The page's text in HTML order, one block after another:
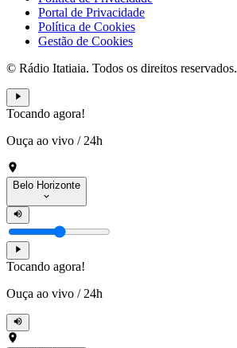
Portal de Privacidade
Política de Cookies
Gestão de Cookies
© Rádio Itatiaia. Todos os direitos reservados.
Tocando agora!
Ouça ao vivo / 24h
Belo Horizonte
Tocando agora!
Ouça ao vivo / 24h